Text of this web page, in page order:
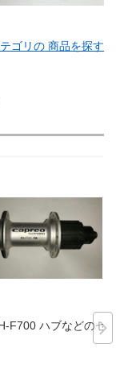
ゴリの 商品を探す
F700 ハブなどのセ